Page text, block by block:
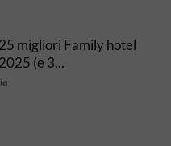
migliori Family hotel
(e 3...